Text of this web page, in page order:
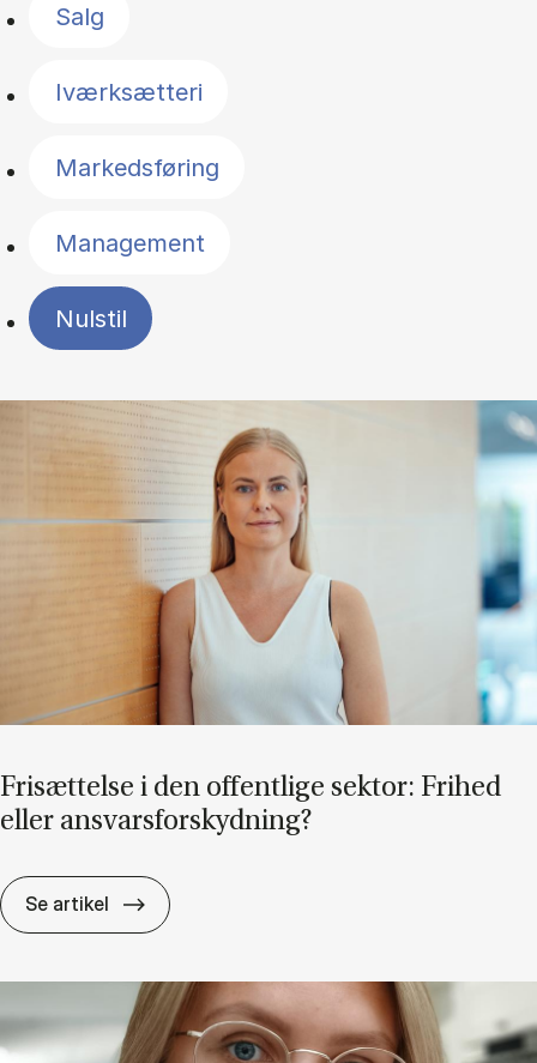
Salg
Iværksætteri
Markedsføring
Management
Nulstil
Fri­sæt­tel­se i den of­fent­li­ge sek­tor: Fri­hed
el­ler an­svars­for­skyd­ning?
Se artikel Fri­sæt­tel­se i den of­fent­li­ge sek­tor: Fri­hed